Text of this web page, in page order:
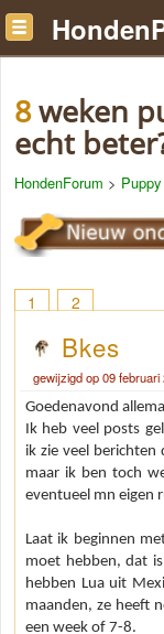
8 weken pup in huis - wordt het
echt
HondenForum > Puppy
1 2
Bkes
gewijzigd op 09 februari
Goedenavond
Ik heb veel posts
ik zie veel berichten
maar ik ben toch
eventueel mn eigen
Laat ik beginnen
moet hebben, dat
hebben Lua uit
maanden, ze heeft
een week of 7-8.